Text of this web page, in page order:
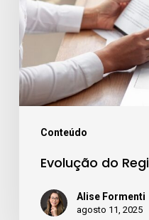
Conteúdo
no
Brasil
Evolução do
Alise Formenti
agosto 11, 2025